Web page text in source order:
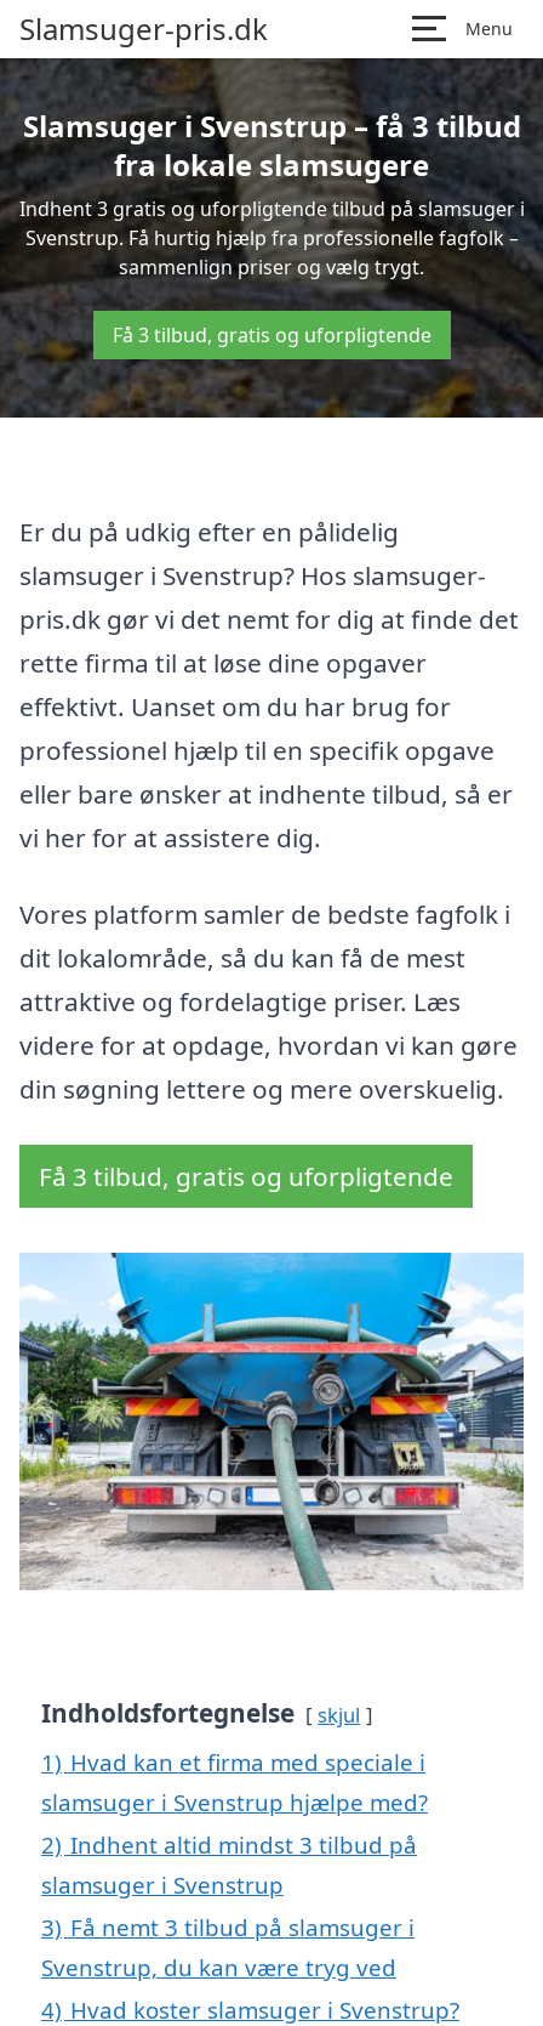
Slamsuger-pris.dk Menu
Slamsuger i Svenstrup – få 3 tilbud
fra lokale slamsugere
Indhent 3 gratis og uforpligtende tilbud på slamsuger i
Svenstrup. Få hurtig hjælp fra professionelle fagfolk –
sammenlign priser og vælg trygt.
Få 3 tilbud, gratis og uforpligtende
Er du på udkig efter en pålidelig
slamsuger i Svenstrup? Hos slamsuger-
pris.dk gør vi det nemt for dig at finde det
rette firma til at løse dine opgaver
effektivt. Uanset om du har brug for
professionel hjælp til en specifik opgave
eller bare ønsker at indhente tilbud, så er
vi her for at assistere dig.
Vores platform samler de bedste fagfolk i
dit lokalområde, så du kan få de mest
attraktive og fordelagtige priser. Læs
videre for at opdage, hvordan vi kan gøre
din søgning lettere og mere overskuelig.
Få 3 tilbud, gratis og uforpligtende
Indholdsfortegnelse skjul
1) Hvad kan et firma med speciale i
slamsuger i Svenstrup hjælpe med?
2) Indhent altid mindst 3 tilbud på
slamsuger i Svenstrup
3) Få nemt 3 tilbud på slamsuger i
Svenstrup, du kan være tryg ved
4) Hvad koster slamsuger i Svenstrup?